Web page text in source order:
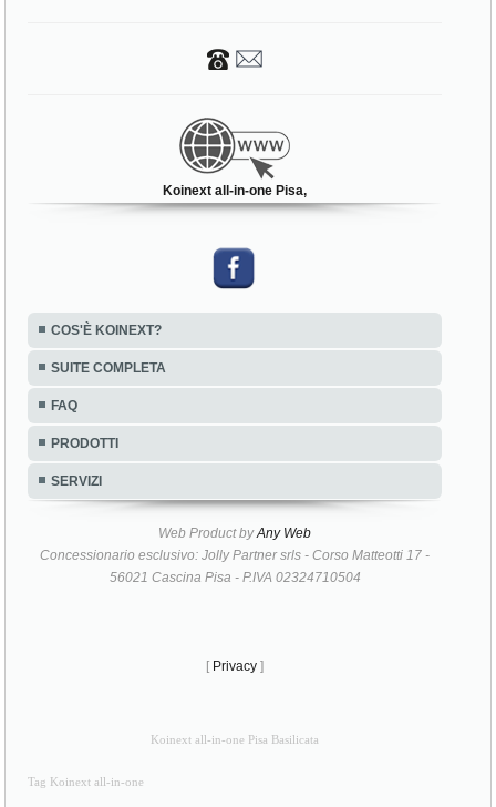
Koinext all-in-one Pisa,
COS'È KOINEXT?
SUITE COMPLETA
FAQ
PRODOTTI
SERVIZI
Web Product byAny Web
Concessionario esclusivo: Jolly Partner srls - Corso Matteotti 17 -
56021 Cascina Pisa - P.IVA 02324710504
[ Privacy ]
Koinext all-in-one Pisa Basilicata
Tag Koinext all-in-one